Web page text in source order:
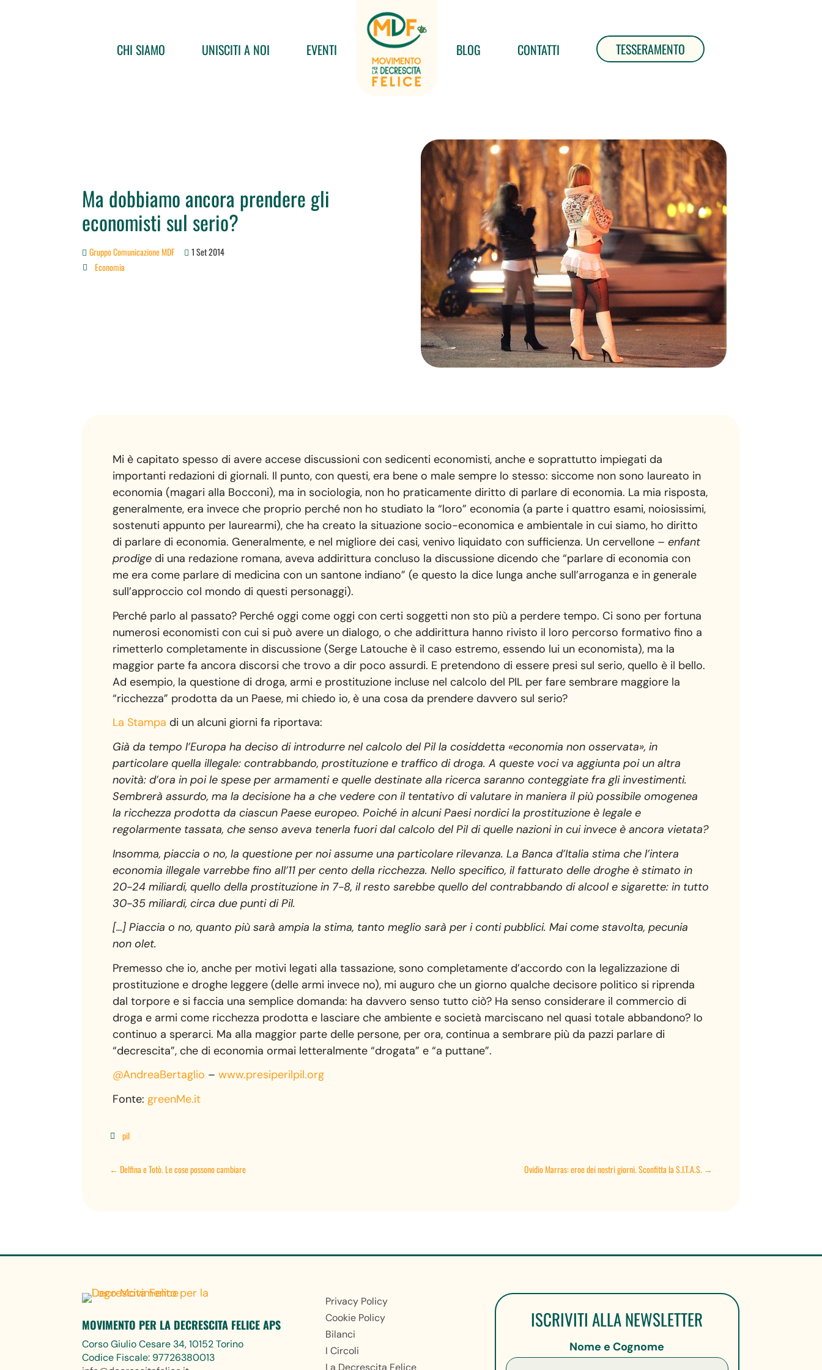
CHI SIAMO UNISCITI A NOI EVENTI BLOG CONTATTI TESSERAMENTO
Ma dobbiamo ancora prendere gli
economisti sul serio?
Gruppo Comunicazione MDF 1 Set 2014
 Economia
Mi è capitato spesso di avere accese discussioni con sedicenti economisti, anche e soprattutto impiegati da
importanti redazioni di giornali. Il punto, con questi, era bene o male sempre lo stesso: siccome non sono laureato in
economia (magari alla Bocconi), ma in sociologia, non ho praticamente diritto di parlare di economia. La mia risposta,
generalmente, era invece che proprio perché non ho studiato la “loro” economia (a parte i quattro esami, noiosissimi,
sostenuti appunto per laurearmi), che ha creato la situazione socio-economica e ambientale in cui siamo, ho diritto
di parlare di economia. Generalmente, e nel migliore dei casi, venivo liquidato con sufficienza. Un cervellone –enfant
prodige di una redazione romana, aveva addirittura concluso la discussione dicendo che “parlare di economia con
me era come parlare di medicina con un santone indiano” (e questo la dice lunga anche sull’arroganza e in generale
sull’approccio col mondo di questi personaggi).
Perché parlo al passato? Perché oggi come oggi con certi soggetti non sto più a perdere tempo. Ci sono per fortuna
numerosi economisti con cui si può avere un dialogo, o che addirittura hanno rivisto il loro percorso formativo fino a
rimetterlo completamente in discussione (Serge Latouche è il caso estremo, essendo lui un economista), ma la
maggior parte fa ancora discorsi che trovo a dir poco assurdi. E pretendono di essere presi sul serio, quello è il bello.
Ad esempio, la questione di droga, armi e prostituzione incluse nel calcolo del PIL per fare sembrare maggiore la
“ricchezza” prodotta da un Paese, mi chiedo io, è una cosa da prendere davvero sul serio?
La Stampa di un alcuni giorni fa riportava:
Già da tempo l’Europa ha deciso di introdurre nel calcolo del Pil la cosiddetta «economia non osservata», in
particolare quella illegale: contrabbando, prostituzione e traffico di droga. A queste voci va aggiunta poi un altra
novità: d’ora in poi le spese per armamenti e quelle destinate alla ricerca saranno conteggiate fra gli investimenti.
Sembrerà assurdo, ma la decisione ha a che vedere con il tentativo di valutare in maniera il più possibile omogenea
la ricchezza prodotta da ciascun Paese europeo. Poiché in alcuni Paesi nordici la prostituzione è legale e
regolarmente tassata, che senso aveva tenerla fuori dal calcolo del Pil di quelle nazioni in cui invece è ancora vietata?
Insomma, piaccia o no, la questione per noi assume una particolare rilevanza. La Banca d’Italia stima che l’intera
economia illegale varrebbe fino all’11 per cento della ricchezza. Nello specifico, il fatturato delle droghe è stimato in
20-24 miliardi, quello della prostituzione in 7-8, il resto sarebbe quello del contrabbando di alcool e sigarette: in tutto
30-35 miliardi, circa due punti di Pil.
[…] Piaccia o no, quanto più sarà ampia la stima, tanto meglio sarà per i conti pubblici. Mai come stavolta, pecunia
non olet.
Premesso che io, anche per motivi legati alla tassazione, sono completamente d’accordo con la legalizzazione di
prostituzione e droghe leggere (delle armi invece no), mi auguro che un giorno qualche decisore politico si riprenda
dal torpore e si faccia una semplice domanda: ha davvero senso tutto ciò? Ha senso considerare il commercio di
droga e armi come ricchezza prodotta e lasciare che ambiente e società marciscano nel quasi totale abbandono? Io
continuo a sperarci. Ma alla maggior parte delle persone, per ora, continua a sembrare più da pazzi parlare di
“decrescita”, che di economia ormai letteralmente “drogata” e “a puttane”.
@AndreaBertaglio –www.presiperilpil.org
Fonte:greenMe.it
 pil
←Delfina e Totò. Le cose possono cambiare Ovidio Marras: eroe dei nostri giorni. Sconfitta la S.I.T.A.S.→
MOVIMENTO PER LA DECRESCITA FELICE APS
Corso Giulio Cesare 34, 10152 Torino
Codice Fiscale: 97726380013
Privacy Policy
Cookie Policy
Bilanci
I Circoli
La Decrescita Felice
ISCRIVITI ALLA NEWSLETTER
Nome e Cognome